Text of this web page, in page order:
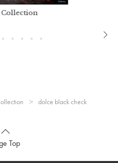
います。
Collection
dolce black check
Top